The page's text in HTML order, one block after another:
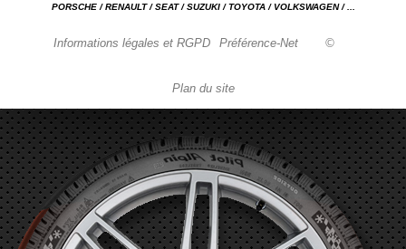
PORSCHE / RENAULT / SEAT / SUZUKI / TOYOTA / VOLKSWAGEN / ...
Informations légales et RGPD Préférence-Net ©
Plan du site
Garage automobile Reparation, entretien, carrosserie, concessionnaire Loire 42